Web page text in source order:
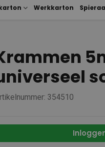
Werkkarton
354510